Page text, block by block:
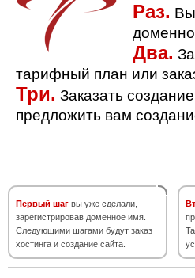
Раз.
Два.
тарифный план или
Три. Заказать
предложить вам
Первый шаг вы уже сделали,
зарегистрировав доменное имя.
Следующими шагами будут заказ
хостинга и создание сайта.